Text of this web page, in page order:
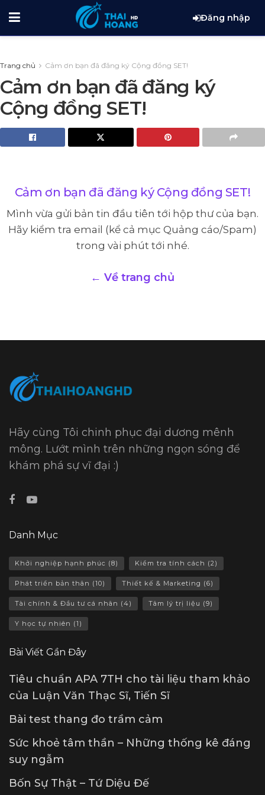
Đăng nhập
Trang chủ Cảm ơn bạn đã đăng ký Cộng đồng SET!
Cảm ơn bạn đã đăng ký
Cộng đồng SET!
Cảm ơn bạn đã đăng ký Cộng đồng SET!
Mình vừa gửi bản tin đầu tiên tới hộp thư của bạn.
Hãy kiểm tra email (kể cả mục Quảng cáo/Spam)
trong vài phút tới nhé.
← Về trang chủ
Hãy cùng Tôi chinh phục đại dương mênh
mông. Lướt mình trên những ngọn sóng để
khám phá sự vĩ đại :)
Danh Mục
Khởi nghiệp hạnh phúc (8) Kiểm tra tính cách (2)
Phát triển bản thân (10) Thiết kế & Marketing (6)
Tài chính & Đầu tư cá nhân (4) Tâm lý trị liệu (9)
Y học tự nhiên (1)
Bài Viết Gần Đây
Tiêu chuẩn APA 7TH cho tài liệu tham khảo
của Luận Văn Thạc Sĩ, Tiến Sĩ
Bài test thang đo trầm cảm
Sức khoẻ tâm thần – Những thống kê đáng
suy ngẫm
Bốn Sự Thật – Tứ Diệu Đế